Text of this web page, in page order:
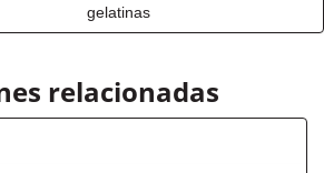
gelatinas
relacionadas